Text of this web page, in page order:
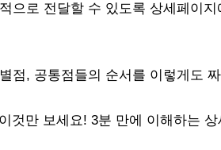
으로 전달할 수 있도록 상세페이
점, 공통점들의 순서를 이렇게도